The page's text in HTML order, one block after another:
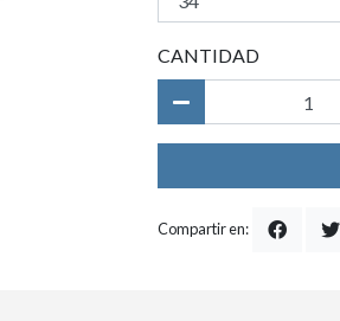
CANTIDAD
Compartir en: